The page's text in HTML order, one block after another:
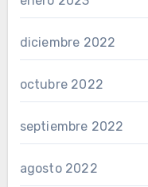
diciembre 2022
octubre 2022
septiembre 2022
agosto 2022